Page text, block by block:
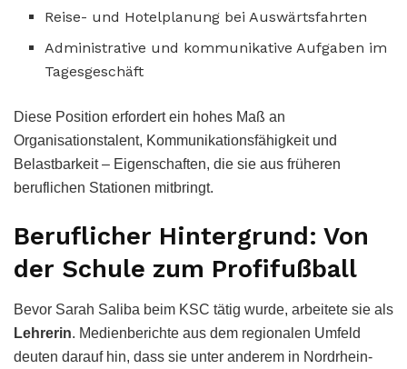
Reise- und Hotelplanung bei Auswärtsfahrten
Administrative und kommunikative Aufgaben im
Tagesgeschäft
Diese Position erfordert ein hohes Maß an
Organisationstalent, Kommunikationsfähigkeit und
Belastbarkeit – Eigenschaften, die sie aus früheren
beruflichen Stationen mitbringt.
Beruflicher Hintergrund: Von
der Schule zum Profifußball
Bevor Sarah Saliba beim KSC tätig wurde, arbeitete sie als
Lehrerin. Medienberichte aus dem regionalen Umfeld
deuten darauf hin, dass sie unter anderem in Nordrhein-